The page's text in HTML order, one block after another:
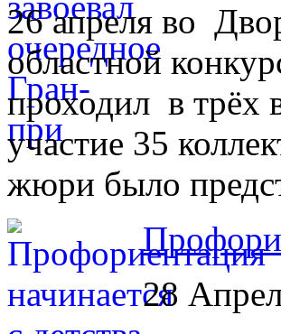
26 апреля во
областной
проходил в трёх
участие 35
жюри было
28